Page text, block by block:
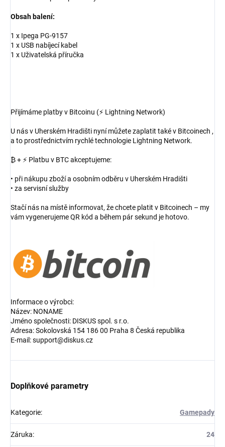
Obsah balení:
1 x Ipega PG-9157
1 x USB nabíjecí kabel
1 x Uživatelská příručka
Přijímáme platby v Bitcoinu (⚡ Lightning Network)
U nás v Uherském Hradišti nyní můžete zaplatit také v Bitcoinech ,
a to prostřednictvím rychlé technologie Lightning Network.
₿ + ⚡ Platbu v BTC akceptujeme:
• při nákupu zboží a osobním odběru v Uherském Hradišti
• za servisní služby
Stačí nás na místě informovat, že chcete platit v Bitcoinech – my
vám vygenerujeme QR kód a během pár sekund je hotovo.
Informace o výrobci:
Název: NONAME
Jméno společnosti: DISKUS spol. s r.o.
Adresa: Sokolovská 154 186 00 Praha 8 Česká republika
E-mail: support@diskus.cz
Doplňkové parametry
Kategorie: Gamepady
Záruka: 24